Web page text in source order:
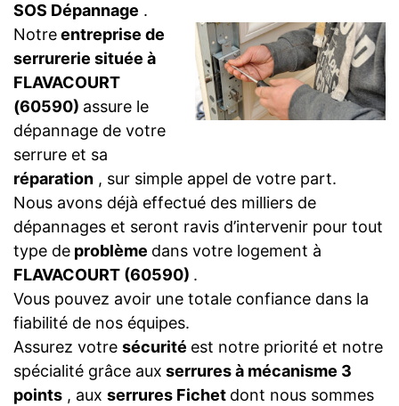
SOS Dépannage .
Notreentreprise de
serrurerie située à
FLAVACOURT
(60590) assure le
dépannage de votre
serrure et sa
réparation , sur simple appel de votre part.
Nous avons déjà effectué des milliers de
dépannages et seront ravis d’intervenir pour tout
type de problème dans votre logement à
FLAVACOURT (60590) .
Vous pouvez avoir une totale confiance dans la
fiabilité de nos équipes.
Assurez votre sécurité est notre priorité et notre
spécialité grâce aux serrures à mécanisme 3
points , aux serrures Fichet dont nous sommes